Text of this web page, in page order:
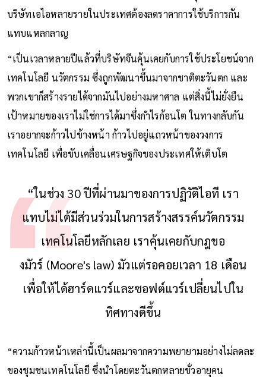
บริษัทเอไอหลายรายในประเทศต้องลดราคาการใช้บริการกัน
แทบแหลกลาญ
“เป็นเวลาหลายปีแล้วที่บริษัทจีนคุ้นเคยกับการใช้ประโยชน์จาก
เทคโนโลยี นวัตกรรม ซึ่งถูกพัฒนาขึ้นมาจากชาติตะวันตก และ
พวกเขาก็สร้างรายได้จากมันไปอย่างมหาศาล แต่สิ่งนี้ไม่ยั่งยืน
เป้าหมายของเราไม่ใช่การได้มาซึ่งกำไรก้อนโต ในทางกลับกัน
เราอยากจะก้าวไปข้างหน้า ก้าวไปอยู่แถวหน้าของวงการ
เทคโนโลยี เพื่อขับเคลื่อนเศรษฐกิจของประเทศให้เติบโต
“ในช่วง 30 ปีที่ผ่านมาของการปฏิวัติไอที เรา
แทบไม่ได้มีส่วนร่วมในการสร้างสรรค์นวัตกรรม
เทคโนโลยีหลักเลย เราคุ้นเคยกับกฎขอ
งมัวร์ (Moore's law) มัวแต่รอคอยเวลา 18 เดือน
เพื่อให้ได้ฮาร์ดแวร์และซอฟต์แวร์เปลี่ยนไปใน
ทิศทางดีขึ้น
“ความก้าวหน้าเหล่านี้เป็นผลมาจากความพยายามอย่างไม่ลดละ
ของชุมชนเทคโนโลยี ซึ่งนำโดยตะวันตกหลายชั่วอายุคน